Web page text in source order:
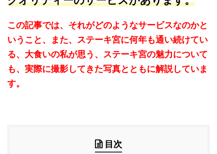
この記事では、それがどのようなサービスなのかと
いうこと、また、ステーキ宮に何年も通い続けてい
る、大食いの私が思う、ステーキ宮の魅力について
も、実際に撮影してきた写真とともに解説していま
す。
目次